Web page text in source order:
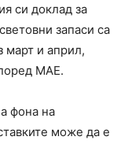
си доклад за
запаси са
март и април,
МАЕ.
фона на
може да е